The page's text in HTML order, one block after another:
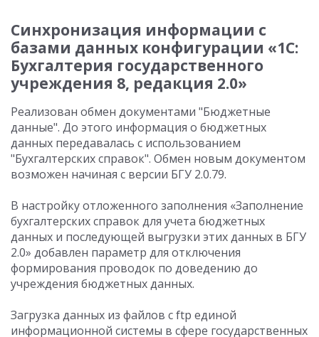
Синхронизация информации с
базами данных конфигурации «1С:
Бухгалтерия государственного
учреждения 8, редакция 2.0»
Реализован обмен документами "Бюджетные
данные". До этого информация о бюджетных
данных передавалась с использованием
"Бухгалтерских справок". Обмен новым документом
возможен начиная с версии БГУ 2.0.79.
В настройку отложенного заполнения «Заполнение
бухгалтерских справок для учета бюджетных
данных и последующей выгрузки этих данных в БГУ
2.0» добавлен параметр для отключения
формирования проводок по доведению до
учреждения бюджетных данных.
Загрузка данных из файлов с ftp единой
информационной системы в сфере государственных